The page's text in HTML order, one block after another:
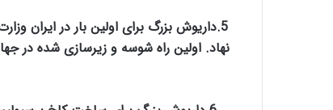
5.داریوش بزرگ برای اولین بار در ایران
نهاد. اولین راه شوسه و زیرسازی شده در